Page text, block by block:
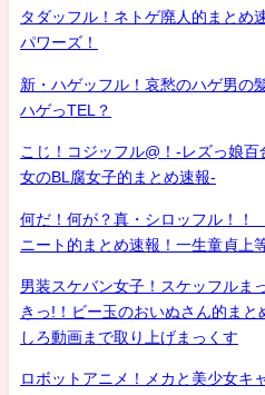
タダッフル！ネトゲ廃人的まとめ
パワーズ！
新・ハゲッフル！哀愁のハゲ男の
ハゲっTEL？
こじ！コジッフル@！-レズっ娘
女のBL腐女子的まとめ速報-
何だ！何が？真・シロッフル
ニート的まとめ速報！一生童貞上
男装スケバン女子！スケッフルま
きっ!！ビー玉のおいぬさん的ま
しろ動画まで取り上げまっくす
ロボットアニメ！メカと美少女キ